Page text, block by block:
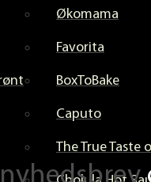
Økomama
Favorita
BoxToBake
Caputo
The True Taste